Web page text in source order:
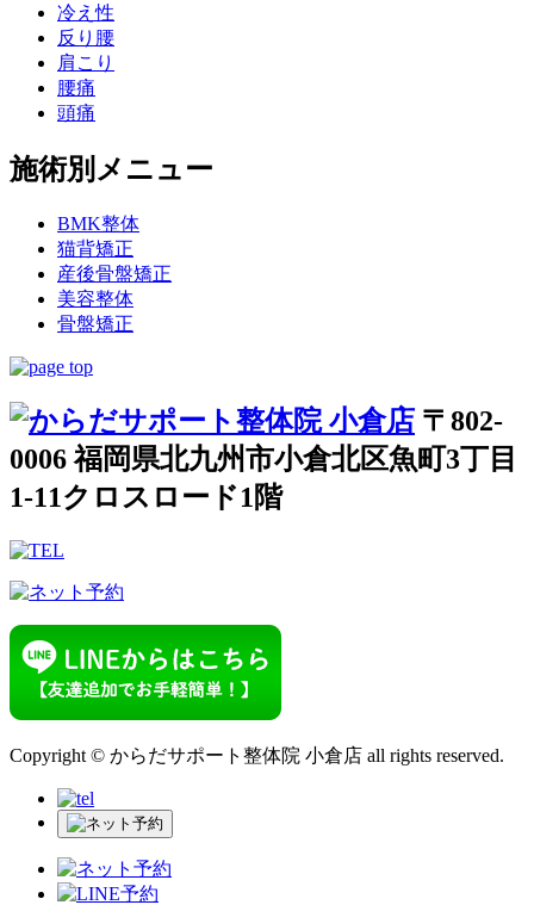
冷え性
反り腰
肩こり
腰痛
頭痛
施術別メニュー
BMK整体
猫背矯正
産後骨盤矯正
美容整体
骨盤矯正
〒802-
0006 福岡県北九州市小倉北区魚町3丁目
1-11クロスロード1階
Copyright © からだサポート整体院 小倉店 all rights reserved.